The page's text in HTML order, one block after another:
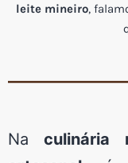
leite mineiro,
Naculinária